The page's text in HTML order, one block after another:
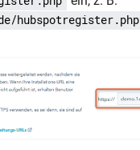
hubspotregister.php